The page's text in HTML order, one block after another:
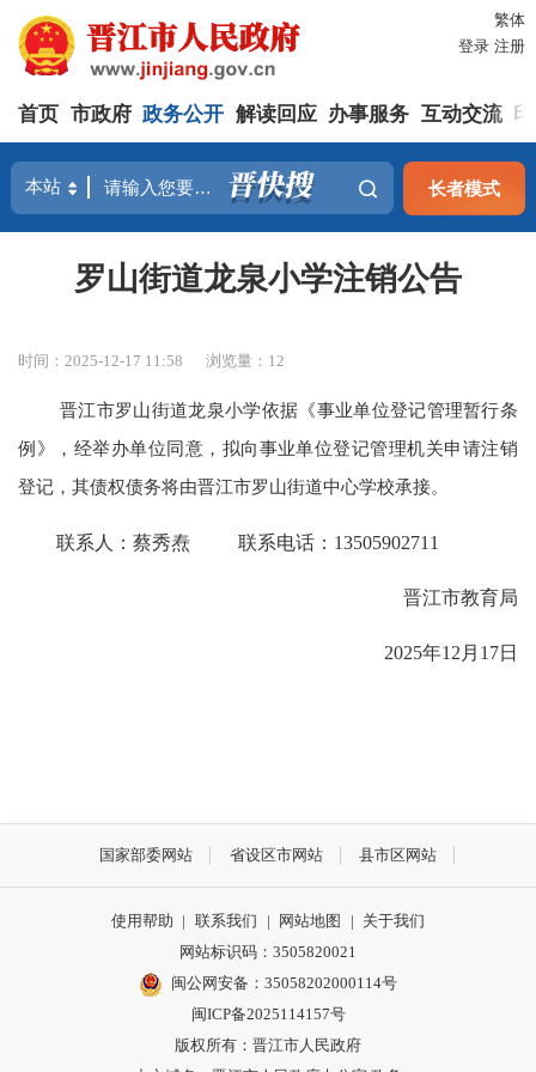
繁体
登录 注册
首页 市政府 政务公开 解读回应 办事服务 互动交流
长者模式
罗山街道龙泉小学注销公告
时间：2025-12-17 11:58 浏览量： 12
晋江市罗山街道龙泉小学依据《事业单位登记管理暂行条
例》，经举办单位同意，拟向事业单位登记管理机关申请注销
登记，其债权债务将由晋江市罗山街道中心学校承接。
联系人：蔡秀焘 联系电话：13505902711
晋江市教育局
2025年12月17日
国家部委网站 省设区市网站 县市区网站
使用帮助 | 联系我们 | 网站地图 | 关于我们
网站标识码：3505820021
闽公网安备：35058202000114号
闽ICP备2025114157号
版权所有：晋江市人民政府